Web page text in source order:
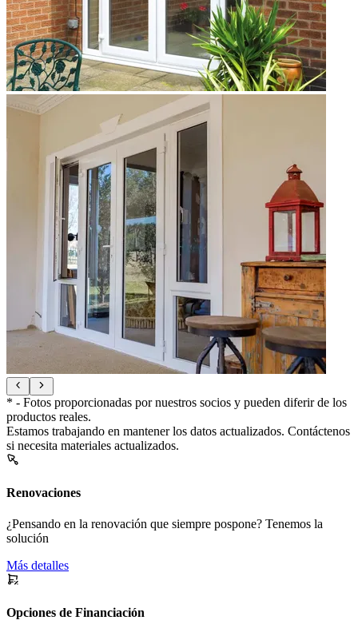
* - Fotos proporcionadas por nuestros socios y pueden diferir de los
productos reales.
Estamos trabajando en mantener los datos actualizados. Contáctenos
si necesita materiales actualizados.
Renovaciones
¿Pensando en la renovación que siempre pospone? Tenemos la
solución
Más detalles
Opciones de Financiación